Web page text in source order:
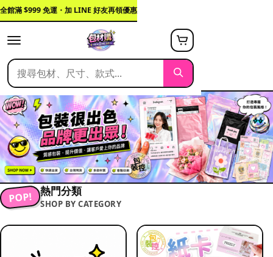
全館滿 $999 免運・加 LINE 好友再領優惠
POP! 熱門分類
SHOP BY CATEGORY